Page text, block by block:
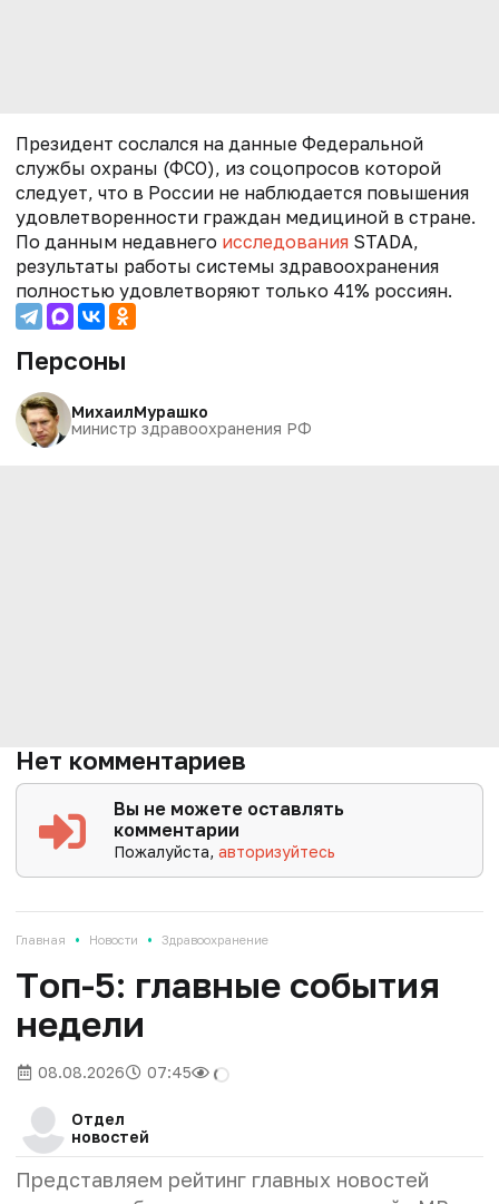
Президент сослался на данные Федеральной
службы охраны (ФСО), из соцопросов которой
следует, что в России не наблюдается повышения
удовлетворенности граждан медициной в стране.
По данным недавнего исследования STADA,
результаты работы системы здравоохранения
полностью удовлетворяют только 41% россиян.
Персоны
МихаилМурашко
министр здравоохранения РФ
Нет комментариев
Вы не можете оставлять
комментарии
Пожалуйста,авторизуйтесь
Главная • Новости • Здравоохранение
Tоп-5: главные события
недели
08.08.2026 07:45
Отдел
новостей
Представляем рейтинг главных новостей